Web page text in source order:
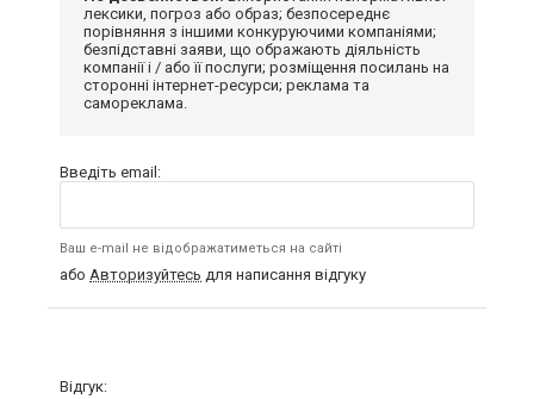
лексики, погроз або образ; безпосереднє
порівняння з іншими конкуруючими компаніями;
безпідставні заяви, що ображають діяльність
компанії і / або її послуги; розміщення посилань на
сторонні інтернет-ресурси; реклама та
самореклама.
Введіть email:
Ваш e-mail не відображатиметься на сайті
або Авторизуйтесь для написання відгуку
Відгук: